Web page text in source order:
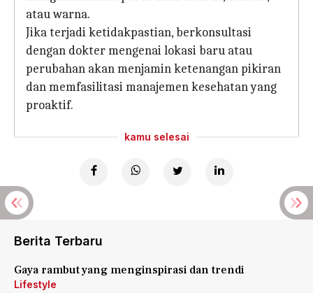
atau warna.
Jika terjadi ketidakpastian, berkonsultasi
dengan dokter mengenai lokasi baru atau
perubahan akan menjamin ketenangan pikiran
dan memfasilitasi manajemen kesehatan yang
proaktif.
kamu selesai
Berita Terbaru
Gaya rambut yang menginspirasi dan trendi
Lifestyle